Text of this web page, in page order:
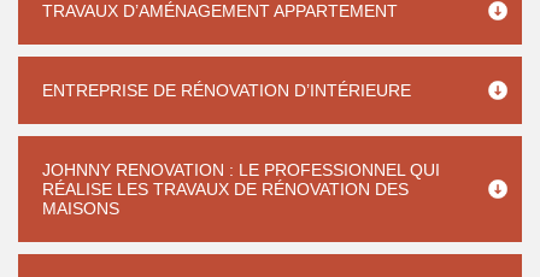
TRAVAUX D’AMÉNAGEMENT APPARTEMENT
ENTREPRISE DE RÉNOVATION D’INTÉRIEURE
JOHNNY RENOVATION : LE PROFESSIONNEL QUI
RÉALISE LES TRAVAUX DE RÉNOVATION DES
MAISONS